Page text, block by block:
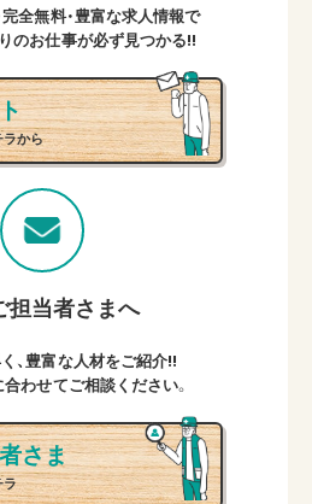
完全無料・豊富な求人情報で
のお仕事が必ず見つかる!!
ラから
担当者さまへ
、豊富な人材をご紹介!!
わせてご相談ください。
さま
ラ